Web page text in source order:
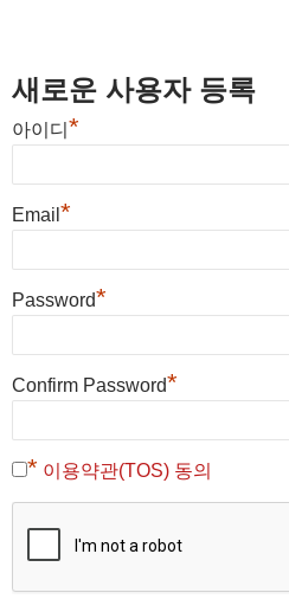
새로운 사용자 등록
아이디 *
Email *
Password*
Confirm Password*
* 이용약관(TOS) 동의